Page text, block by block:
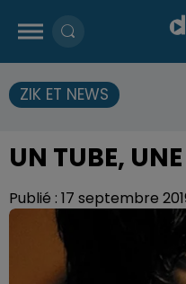
ZIK ET NEWS
UN TUBE,
Publié : 17 septembre